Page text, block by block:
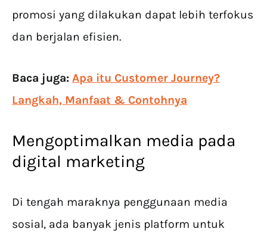
promosi yang dilakukan dapat lebih terfokus
dan berjalan efisien.
Baca juga: Apa itu Customer Journey?
Langkah, Manfaat & Contohnya
Mengoptimalkan media pada
digital marketing
Di tengah maraknya penggunaan media
sosial, ada banyak jenis platform untuk